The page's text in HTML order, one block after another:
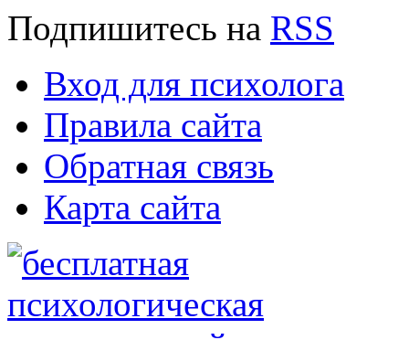
Подпишитесь на RSS
Вход для психолога
Правила сайта
Обратная связь
Карта сайта